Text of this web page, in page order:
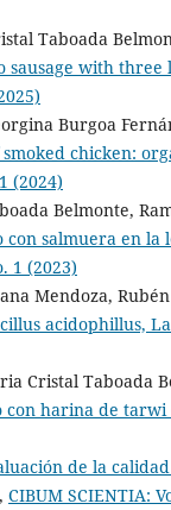
Taboada
with
Burgoa
chicken:
(2024)
Belmonte,
salmuera en
1 (2023)
Mendoza,
acidophillus,
Cristal Taboada
harina de
de la
, CIBUM SCIENTIA: